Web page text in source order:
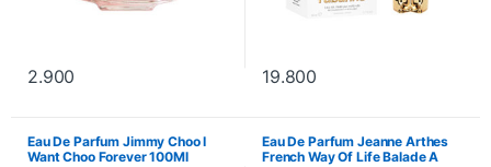
2.900 19.800
Eau De Parfum Jimmy Choo I
Want Choo Forever 100Ml
Eau De Parfum Jeanne Arthes
French Way Of Life Balade A